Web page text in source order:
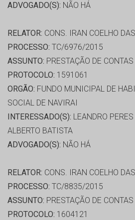
ADVOGADO(S): NÃO HÁ
RELATOR: CONS. IRAN COELHO
PROCESSO: TC/6976/2015
ASSUNTO: PRESTAÇÃO DE
PROTOCOLO: 1591061
ORGÃO: FUNDO MUNICIPAL DE
SOCIAL DE NAVIRAI
INTERESSADO(S): LEANDRO
ALBERTO BATISTA
ADVOGADO(S): NÃO HÁ
RELATOR: CONS. IRAN COELHO
PROCESSO: TC/8835/2015
ASSUNTO: PRESTAÇÃO DE
PROTOCOLO: 1604121